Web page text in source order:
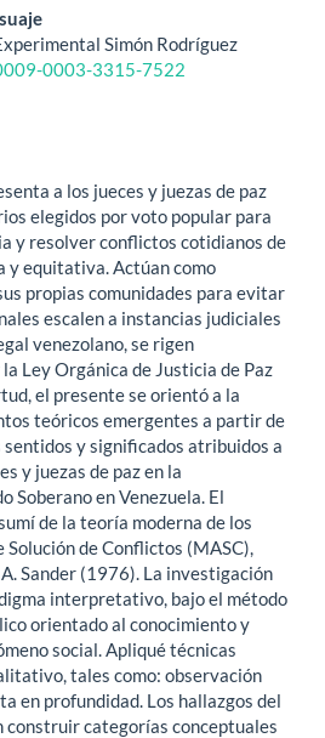
Simón Rodríguez
0003-3315-7522
a los jueces y juezas de paz
elegidos por voto popular para
y resolver conflictos cotidianos de
y equitativa. Actúan como
propias comunidades para evitar
escalen a instancias judiciales
venezolano, se rigen
Ley Orgánica de Justicia de Paz
el presente se orientó a la
teóricos emergentes a partir de
y significados atribuidos a
y juezas de paz en la
Soberano en Venezuela. El
de la teoría moderna de los
de Conflictos (MASC),
Sander (1976). La investigación
interpretativo, bajo el método
orientado al conocimiento y
social. Apliqué técnicas
tales como: observación
en profundidad. Los hallazgos del
categorías conceptuales